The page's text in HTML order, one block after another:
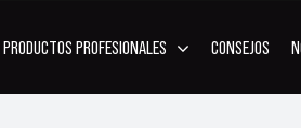
PRODUCTOS PROFESIONALES CONSEJOS